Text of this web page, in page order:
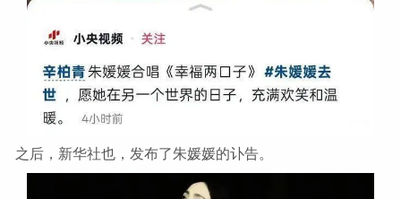
之后，新华社也，发布了朱媛媛的讣告。